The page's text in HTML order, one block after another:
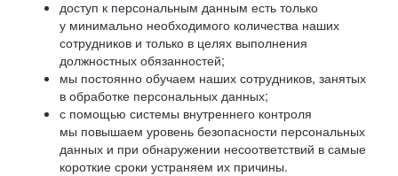
доступ к персональным данным есть только
у минимально необходимого количества наших
сотрудников и только в целях выполнения
должностных обязанностей;
мы постоянно обучаем наших сотрудников, занятых
в обработке персональных данных;
с помощью системы внутреннего контроля
мы повышаем уровень безопасности персональных
данных и при обнаружении несоответствий в самые
короткие сроки устраняем их причины.